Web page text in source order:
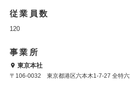
従業員数
120
事業所
東京本社
〒106-0032 東京都港区六本木1-7-27 全特六